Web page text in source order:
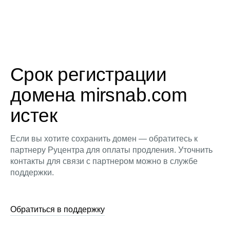
Срок регистрации
домена mirsnab.com
истек
Если вы хотите сохранить домен — обратитесь к
партнеру Руцентра для оплаты продления. Уточнить
контакты для связи с партнером можно в службе
поддержки.
Обратиться в поддержку